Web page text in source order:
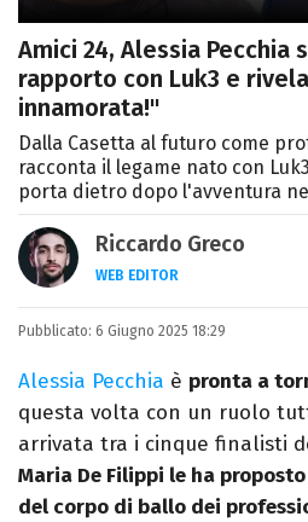
Amici 24, Alessia Pecchia
rapporto con Luk3 e
innamorata!"
Dalla Casetta al futuro come
racconta il legame nato con
porta dietro dopo l'avventura
Riccardo Greco
WEB EDITOR
LINKEDIN
Si avvicina all'editoria
come Fashion Editor.
Comunicazione
Nuovi media presso
collaborando con
stampa.
Pubblicato: 6 Giugno 2025 18:29
Alessia Pecchia è pronta a
questa volta con un ruolo
arrivata tra i cinque finalisti
Maria De Filippi le ha
del corpo di ballo dei